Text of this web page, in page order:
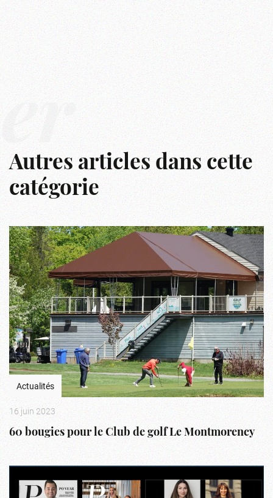
Autres articles dans cette
catégorie
Actualités
16 juin 2023
60 bougies pour le Club de golf Le Montmorency